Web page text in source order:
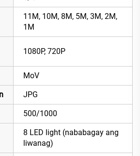
11M, 10M, 8M, 5M, 3M, 2M,
1M
1080P, 720P
MoV
JPG
500/1000
8 LED light (nababagay ang
liwanag)